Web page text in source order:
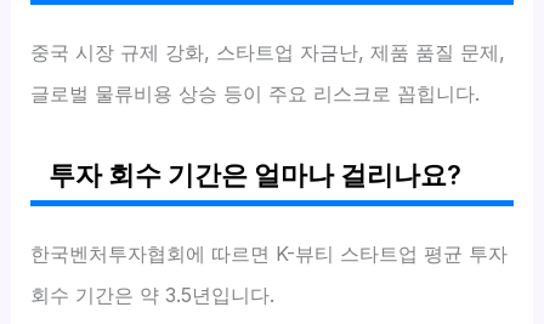
중국 시장 규제 강화, 스타트업 자금난, 제품 품질 문제,
글로벌 물류비용 상승 등이 주요 리스크로 꼽힙니다.
투자 회수 기간은 얼마나 걸리나요?
한국벤처투자협회에 따르면 K-뷰티 스타트업 평균 투자
회수 기간은 약 3.5년입니다.